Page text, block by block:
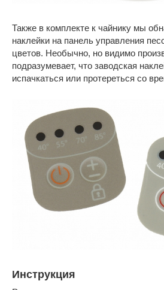
Также в комплекте к чайнику мы
наклейки на панель управления
цветов. Необычно, но видимо
подразумевает, что заводская
испачкаться или протереться со
Инструкция